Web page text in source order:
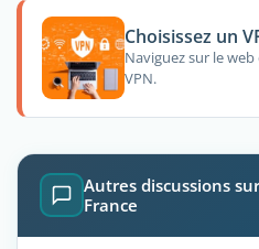
Choisissez un
Naviguez sur le
VPN.
Autres discussions
France